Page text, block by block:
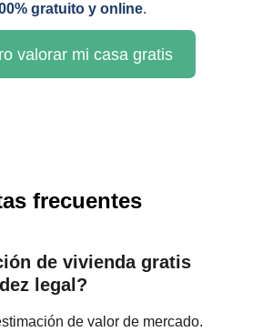
valorar mi casa gratis
gratuito y online.
frecuentes
de vivienda gratis
legal?
de valor de mercado.